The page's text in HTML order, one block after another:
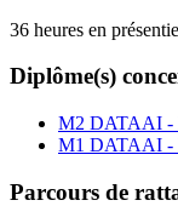
36 heures en
Diplôme(s)
M2 DATAAI -
M1 DATAAI -
Parcours de